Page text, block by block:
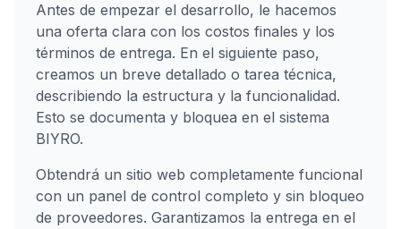
Antes de empezar el desarrollo, le hacemos
una oferta clara con los costos finales y los
términos de entrega. En el siguiente paso,
creamos un breve detallado o tarea técnica,
describiendo la estructura y la funcionalidad.
Esto se documenta y bloquea en el sistema
BIYRO.
Obtendrá un sitio web completamente funcional
con un panel de control completo y sin bloqueo
de proveedores. Garantizamos la entrega en el